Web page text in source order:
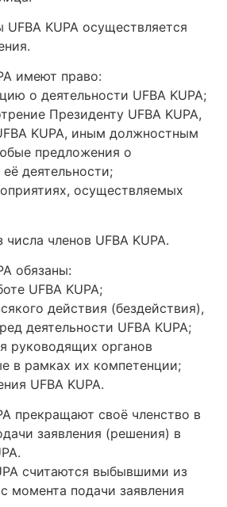
KUPA осуществляется
имеют право:
о деятельности UFBA KUPA;
Президенту UFBA KUPA,
KUPA, иным должностным
предложения о
деятельности;
осуществляемых
членов UFBA KUPA.
обязаны:
UFBA KUPA;
действия (бездействия),
деятельности UFBA KUPA;
руководящих органов
в рамках их компетенции;
UFBA KUPA.
прекращают своё членство в
заявления (решения) в
считаются выбывшими из
момента подачи заявления